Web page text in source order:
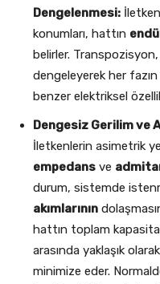
Dengelenmesi:
konumları, hattın
belirler. Transpozisyon,
dengeleyerek her
benzer elektriksel
Dengesiz Gerilim ve
İletkenlerin asimetrik
empedans ve
durum, sistemde
akımlarının
hattın toplam
arasında yaklaşık
minimize eder.